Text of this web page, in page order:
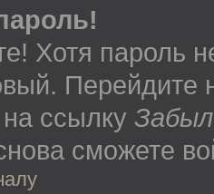
Хотя пароль
ссылку
сможете